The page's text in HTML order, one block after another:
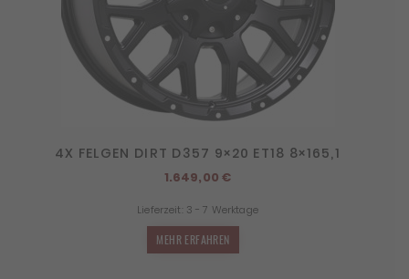
4X FELGEN DIRT D357 9×20 ET18 8×165,1
1.649,00€
Lieferzeit: 3 - 7 Werktage
MEHR ERFAHREN